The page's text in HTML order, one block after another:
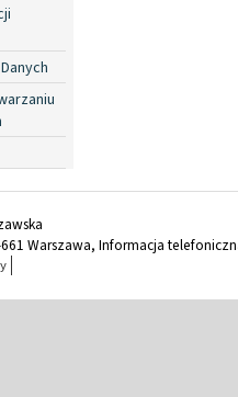
Warszawa, Informacja